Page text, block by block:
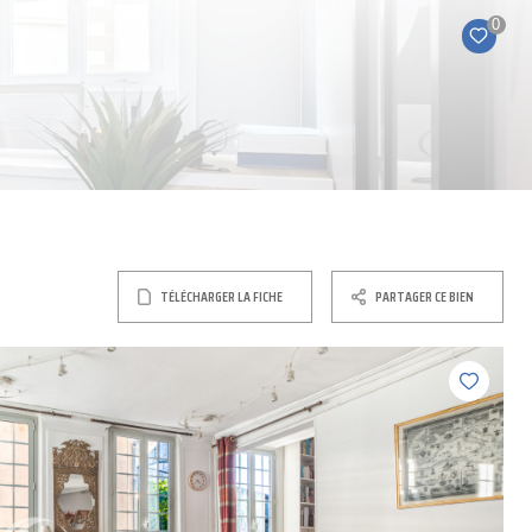
0
TÉLÉCHARGER LA FICHE PARTAGER CE BIEN